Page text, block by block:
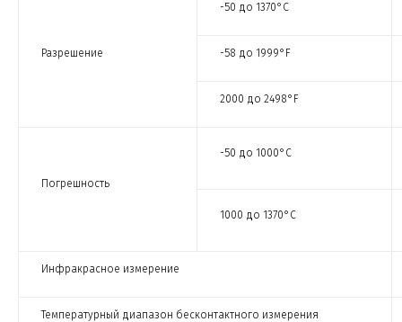
Разрешение
-50 до 1370°C
-58 до 1999°F
2000 до 2498°F
Погрешность
-50 до 1000°C
1000 до 1370°C
Инфракрасное измерение
Температурный диапазон бесконтактного измерения